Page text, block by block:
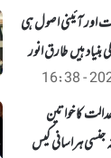
اور آئینی اصول ہی
ہیں طارق انور
کا خواتین
جنسی ہراسانی کیس